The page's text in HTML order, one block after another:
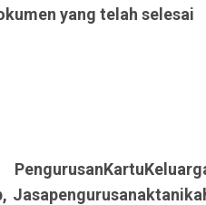
yang telah selesai